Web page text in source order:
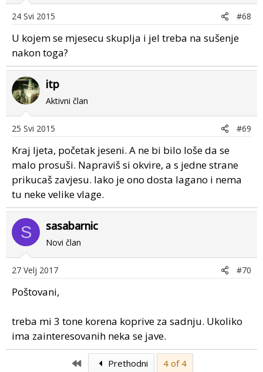
24 Svi 2015 #68
U kojem se mjesecu skuplja i jel treba na sušenje
nakon toga?
itp
Aktivni član
25 Svi 2015 #69
Kraj ljeta, početak jeseni. A ne bi bilo loše da se
malo prosuši. Napraviš si okvire, a s jedne strane
prikucaš zavjesu. Iako je ono dosta lagano i nema
tu neke velike vlage.
S sasabarnic
Novi član
27 Velj 2017 #70
Poštovani,
treba mi 3 tone korena koprive za sadnju. Ukoliko
ima zainteresovanih neka se jave.
First Prethodni 4 of 4